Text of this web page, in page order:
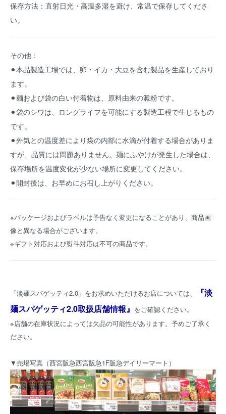
保存方法：直射日光・高温多湿を避け、常温で保存してくださ
い。
その他：
⚫︎本品製造工場では、卵・イカ・大豆を含む製品を生産しており
ます。
⚫︎麺および袋の白い付着物は、原料由来の澱粉です。
⚫︎袋のシワは、ロングライフを可能にする製造工程で生じるもの
です。
⚫︎外気との温度差により袋の内部に水滴が付着する場合がありま
すが、品質には問題ありません。麺にふやけが発生した場合は、
保存場所を温度変化が少ない場所に変更してください。
⚫︎開封後は、お早めにお召し上がりください。
※パッケージおよびラベルは予告なく変更になることがあり、商品画
像と異なる場合がございます。
※ギフト対応および熨斗対応は不可の商品です。
「淡麺スパゲッティ2.0」をお求めいただけるお店については、
『淡
麺スパゲッティ2.0取扱店舗情報』 をご確認ください。
※店舗の在庫状況によっては欠品の可能性があります。予めご了承く
ださい。
▼売場写真（西宮阪急西宮阪急1F阪急デイリーマート）